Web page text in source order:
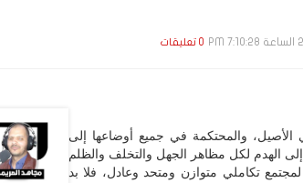
0 تعليقات
الأصيل، والمحتكمة في جميع أوضاعها إلى
الهدم لكل مظاهر الجهل والتخلف والظلم
لمجتمع تكاملي متوازن ومتحد وعادل، فلا بد